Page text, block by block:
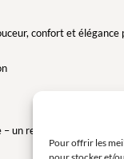
Pour offrir les
confort et élégance
un refuge de bien-être et